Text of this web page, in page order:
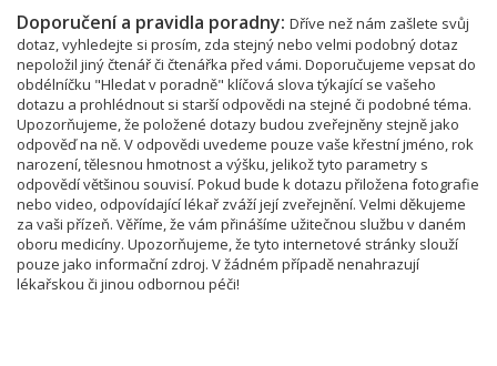
Doporučení a pravidla poradny: Dříve než nám zašlete svůj
dotaz, vyhledejte si prosím, zda stejný nebo velmi podobný dotaz
nepoložil jiný čtenář či čtenářka před vámi. Doporučujeme vepsat do
obdélníčku "Hledat v poradně" klíčová slova týkající se vašeho
dotazu a prohlédnout si starší odpovědi na stejné či podobné téma.
Upozorňujeme, že položené dotazy budou zveřejněny stejně jako
odpověď na ně. V odpovědi uvedeme pouze vaše křestní jméno, rok
narození, tělesnou hmotnost a výšku, jelikož tyto parametry s
odpovědí většinou souvisí. Pokud bude k dotazu přiložena fotografie
nebo video, odpovídající lékař zváží její zveřejnění. Velmi děkujeme
za vaši přízeň. Věříme, že vám přinášíme užitečnou službu v daném
oboru medicíny. Upozorňujeme, že tyto internetové stránky slouží
pouze jako informační zdroj. V žádném případě nenahrazují
lékařskou či jinou odbornou péči!